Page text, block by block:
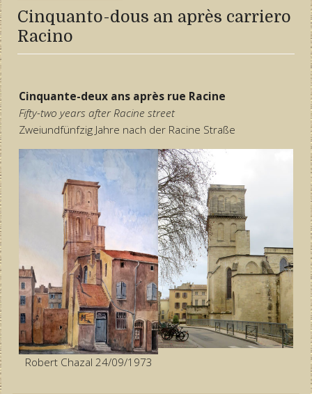
Cinquanto-dous an après carriero
Racino
Cinquante-deux ans après rue Racine
Fifty-two years after Racine street
Zweiundfünfzig Jahre nach der Racine Straße
Robert Chazal 24/09/1973